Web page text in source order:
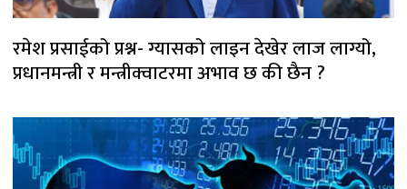
रमेश प्रसाईको प्रश्न- ग्यासको लाइन देखेर लाज लाग्यो,
प्रधानमन्त्री र मन्त्रीक्वाटरमा अभाव छ की छैन ?